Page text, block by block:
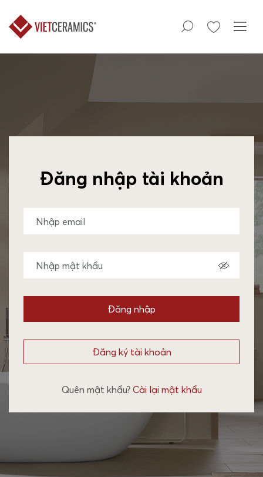
Đăng nhập tài khoản
Đăng nhập
Đăng ký tài khoản
Quên mật khẩu? Cài lại mật khẩu